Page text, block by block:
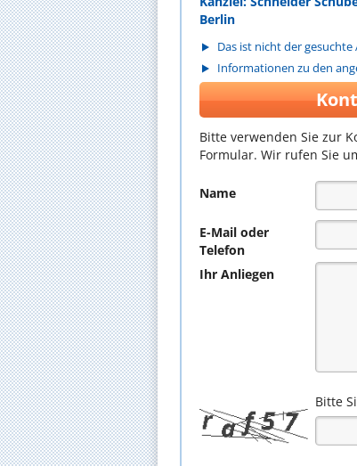
Berlin
Das ist nicht der gesuchte
Informationen zu den
Bitte verwenden Sie zur
Formular. Wir rufen Sie
Name
E-Mail oder
Telefon
Ihr Anliegen
Bitte